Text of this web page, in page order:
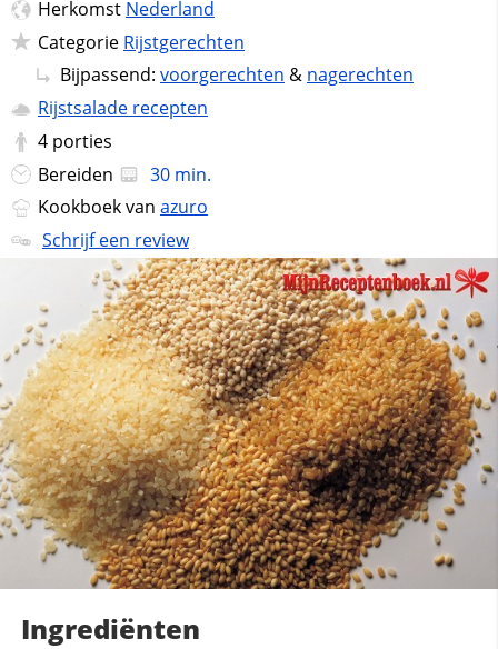
Herkomst Nederland
Categorie Rijstgerechten
Bijpassend: voorgerechten & nagerechten
Rijstsalade recepten
4 porties
Bereiden
30 min.
Kookboek van azuro
Schrijf een review
Ingrediënten